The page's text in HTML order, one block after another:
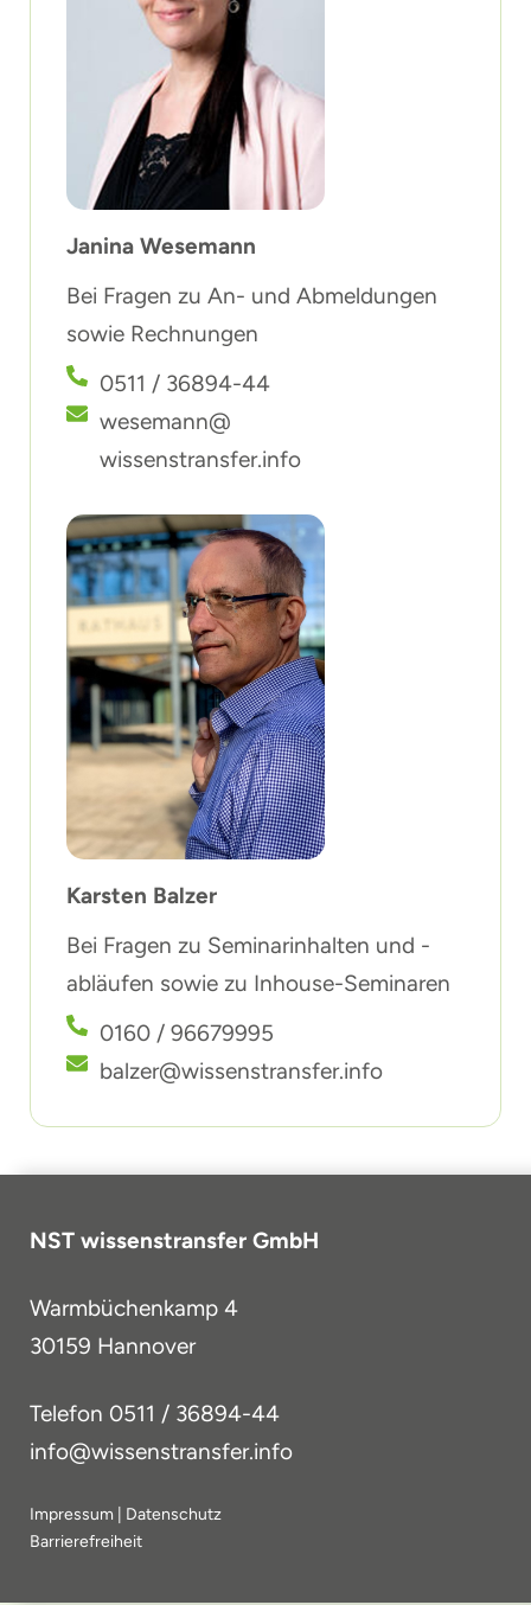
Janina Wesemann
Bei Fragen zu An- und Abmeldungen
sowie Rechnungen
0511 / 36894-44
wesemann@
wissenstransfer.info
Karsten Balzer
Bei Fragen zu Seminarinhalten und -
abläufen sowie zu Inhouse-Seminaren
0160 / 96679995
balzer@wissenstransfer.info
NST wissenstransfer GmbH
Warmbüchenkamp 4
30159 Hannover
Telefon 0511 / 36894-44
info@wissenstransfer.info
Impressum
Datenschutz
Barrierefreiheit